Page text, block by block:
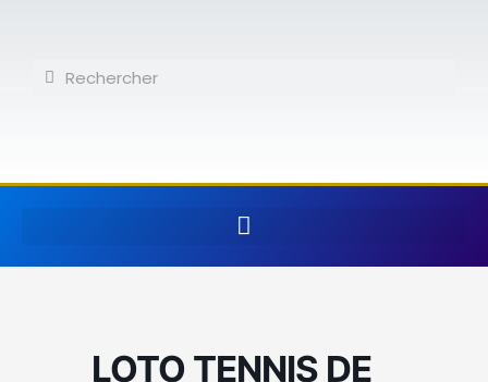
contenuRechercher
Rechercher
LOTO TENNIS DE